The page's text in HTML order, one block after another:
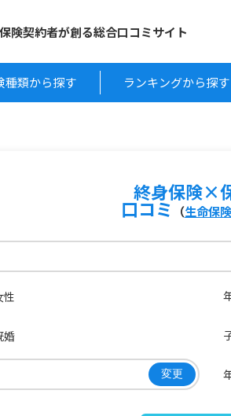
険契約者が創る総合口コミサイト
種類から探す ランキングから探す
終身保険×
口コミ （生命保
性
婚
変更